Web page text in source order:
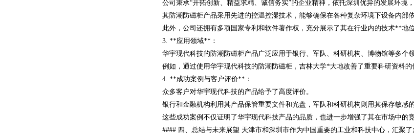
公司秉承“开拓创新、精益求精、诚信务实”的企业精神，依托深圳优异的发展环境
其防潮防磁柜产品采用先进的控温控湿技术，能够确保在各种复杂环境下设备内部
此外，公司还拥有多项国家专利和软件著作权，充分展示了其在行业内的技术**地位
3. **应用领域**：
华宇现代科技的防潮防磁柜产品广泛应用于银行、军队、科研机构、博物馆等多个领
例如，通过使用华宇现代科技的防潮防磁柜，吉林大学*大地改善了重要科研资料的
4. **成功案例与客户评价**：
众多客户对华宇现代科技的产品给予了高度评价。
银行和金融机构利用其产品保管重要文件和光盘，军队和科研机构则用其保存敏感
这些成功案例不仅证明了华宇现代科技产品的品质，也进一步增强了其在市场中的竞
#### 四、总结与未来展望 天津市和深圳市作为中国重要的工业和科技中心，汇聚